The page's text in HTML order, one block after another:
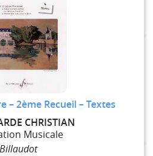
– 2ème Recueil – Textes
CHRISTIAN
Musicale
Billaudot